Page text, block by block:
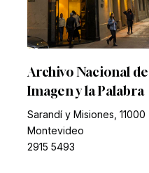
Archivo Nacional
Imagen y la Palabra
Sarandí y Misiones, 11000
Montevideo
2915 5493